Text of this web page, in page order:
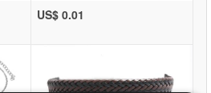
US$ 0.01